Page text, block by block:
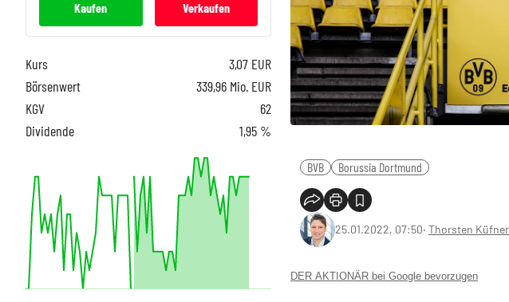
BVB Borussia Dortmund
25.01.2022, 07:50‧ Thorsten Küfner
DER AKTIONÄR bei Google bevorzugen
Kaufen Verkaufen
Kurs 3,07 EUR
Börsenwert
339,96 Mio. EUR
KGV
62
Dividende
1,95 %